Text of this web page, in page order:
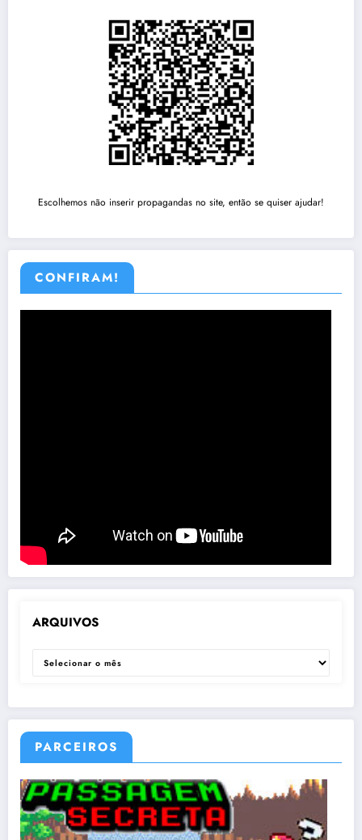
Escolhemos não inserir propagandas no site, então se quiser ajudar!
CONFIRAM!
ARQUIVOS
ARQUIVOS
PARCEIROS